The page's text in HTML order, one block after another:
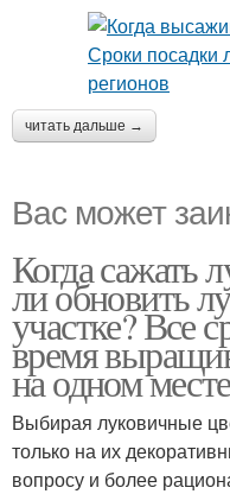
читать дальше →
Вас может
Когда сажать
ли обновить
участке? Все
время
на одном месте
Выбирая луковичные
только на их
вопросу и более